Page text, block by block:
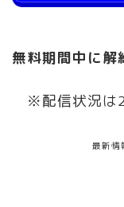
無料期間中に解
※配信状況は
最新情